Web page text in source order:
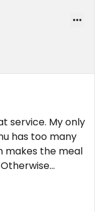
service. My only
has too many
makes the meal